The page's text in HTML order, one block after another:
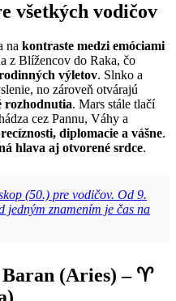
všetkých vodičov
na kontraste medzi emóciami
z Blížencov do Raka, čo
výletov. Slnko a
no zároveň otvárajú
rozhodnutia. Mars stále tlačí
cez Pannu, Váhy a
diplomacie a vášne.
hlava aj otvorené srdce.
(50.) pre vodičov. Od 9.
jedným znamením je čas na
(Aries) – ♈